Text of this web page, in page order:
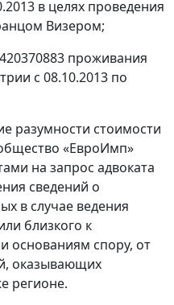
в целях проведения
Визером;
проживания
с 08.10.2013 по
разумности стоимости
«ЕвроИмп»
на запрос адвоката
сведений о
в случае ведения
близкого к
основаниям спору, от
оказывающих
регионе.